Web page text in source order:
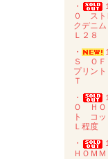
・
０ スト
クデニ
Ｌ２８
・
Ｓ Ｏ
プリン
Ｔ
・
Ｏ ＨＯ
ト コ
Ｌ程度
・
ＨＯＭ